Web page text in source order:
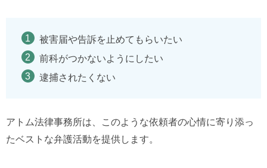
被害届や告訴を止めてもらいたい
前科がつかないようにしたい
逮捕されたくない
アトム法律事務所は、このような依頼者の心情に寄り添っ
たベストな弁護活動を提供します。